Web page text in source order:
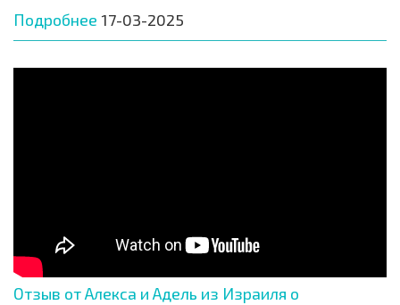
Подробнее 17-03-2025
Отзыв от Алекса и Адель из Израиля о